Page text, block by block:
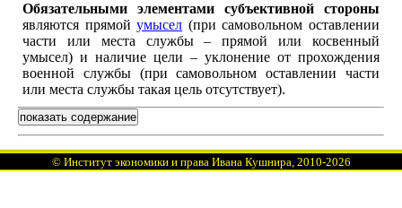
Обязательными элементами субъективной стороны
являются прямойумысел (при самовольном оставлении
части или места службы – прямой или косвенный
умысел) и наличие цели – уклонение от прохождения
военной службы (при самовольном оставлении части
или места службы такая цель отсутствует).
показать содержание
© Институт экономики и права Ивана Кушнира, 2010-2026